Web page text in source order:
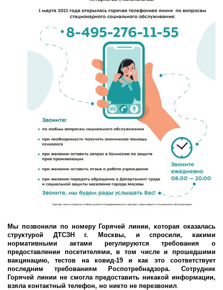
Мы позвонили по номеру Горячей линии, которая оказалась
структурой ДТСЗН г. Москвы, и спросили, какими
нормативными актами регулируются требования о
предоставлении посетителями, в том числе и прошедшими
вакцинацию, тестов на ковид-19 и как это соответствует
последним требованиям Роспотребнадзора. Сотрудник
Горячей линии не смогла предоставить никакой информации,
взяла контактный телефон, но никто не перезвонил